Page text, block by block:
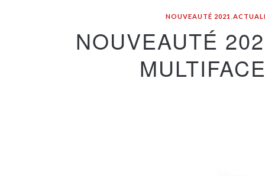
NOUVEAUTÉ 2021 ,
NOUVEAUTÉ